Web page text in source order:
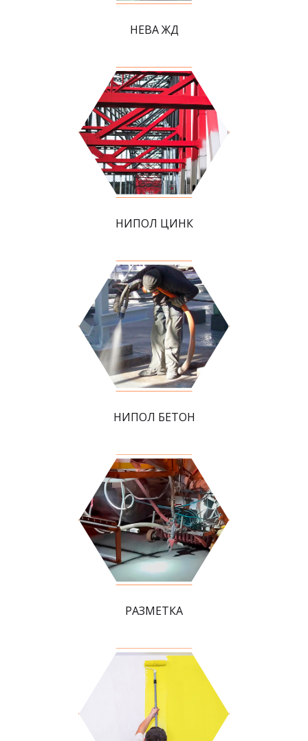
НЕВА ЖД
НИПОЛ ЦИНК
НИПОЛ БЕТОН
РАЗМЕТКА